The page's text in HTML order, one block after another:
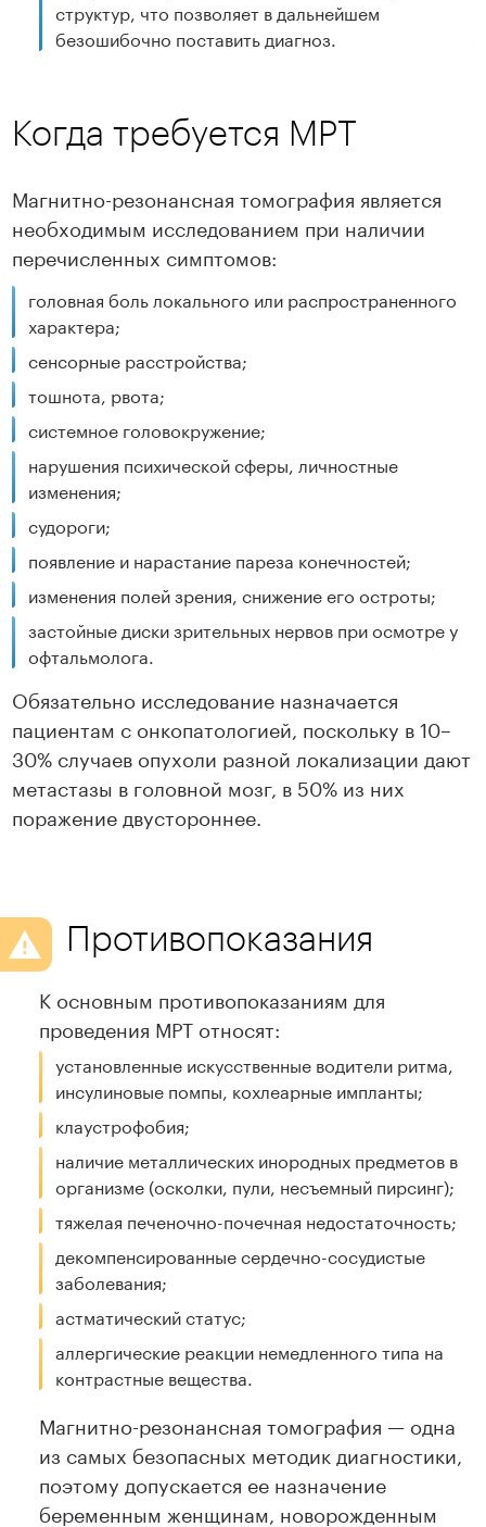
структур, что позволяет в дальнейшем
безошибочно поставить диагноз.
Когда требуется МРТ
Магнитно-резонансная томография является
необходимым исследованием при наличии
перечисленных симптомов:
головная боль локального или распространенного
характера;
сенсорные расстройства;
тошнота, рвота;
системное головокружение;
нарушения психической сферы, личностные
изменения;
судороги;
появление и нарастание пареза конечностей;
изменения полей зрения, снижение его остроты;
застойные диски зрительных нервов при осмотре у
офтальмолога.
Обязательно исследование назначается
пациентам с онкопатологией, поскольку в 10–
30% случаев опухоли разной локализации дают
метастазы в головной мозг, в 50% из них
поражение двустороннее.
Противопоказания
К основным противопоказаниям для
проведения МРТ относят:
установленные искусственные водители ритма,
инсулиновые помпы, кохлеарные импланты;
клаустрофобия;
наличие металлических инородных предметов в
организме (осколки, пули, несъемный пирсинг);
тяжелая печеночно-почечная недостаточность;
декомпенсированные сердечно-сосудистые
заболевания;
астматический статус;
аллергические реакции немедленного типа на
контрастные вещества.
Магнитно-резонансная томография — одна
из самых безопасных методик диагностики,
поэтому допускается ее назначение
беременным женщинам, новорожденным